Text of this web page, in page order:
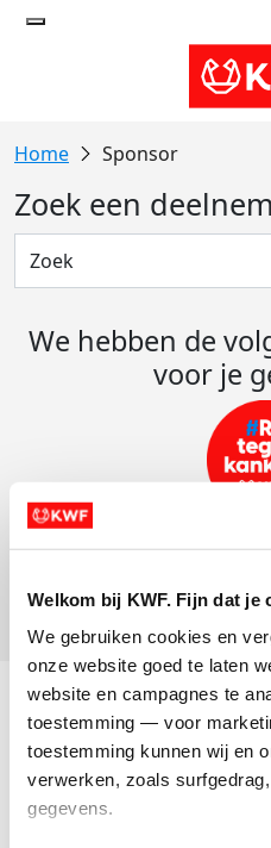
Welkom bij KWF. Fijn dat je
We gebruiken cookies en
onze website goed te laten
website en campagnes te
toestemming — voor
toestemming kunnen wij en
verwerken, zoals
gegevens.
Sponsor
Zoek een
We hebben de
voor je
Acties
Actiematerialen
Evenementen
Kom in actie